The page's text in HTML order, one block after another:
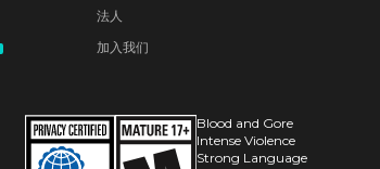
法人
加入我们
Blood and Gore
Intense Violence
Strong Language